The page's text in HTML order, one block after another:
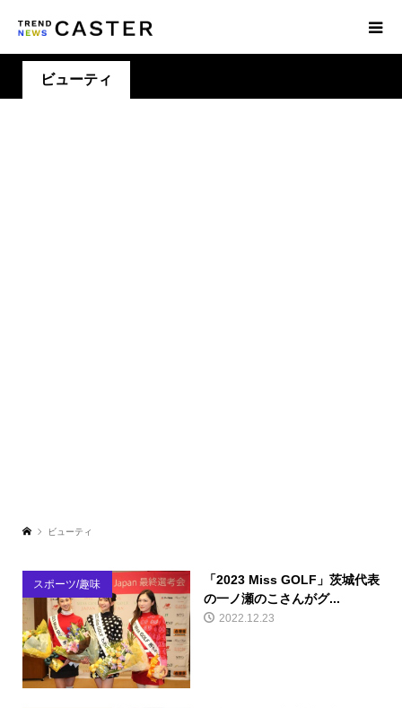
ビューティ
ビューティ
スポーツ/趣味
「2023 Miss GOLF」茨城代表
の一ノ瀬のこさんがグ...
2022.12.23